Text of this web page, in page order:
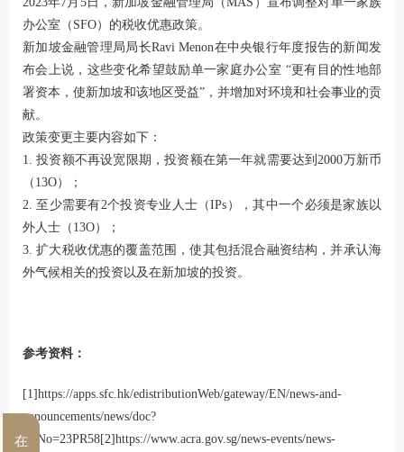
办公室（SFO）的税收优惠政策。
新加坡金融管理局局长Ravi Menon在中央银行年度报告的新闻发
布会上说，这些变化希望鼓励单一家庭办公室 “更有目的性地部
署资本，使新加坡和该地区受益”，并增加对环境和社会事业的贡
献。
政策变更主要内容如下：
1. 投资额不再设宽限期，投资额在第一年就需要达到2000万新币
（13O）；
2. 至少需要有2个投资专业人士（IPs），其中一个必须是家族以
外人士（13O）；
3. 扩大税收优惠的覆盖范围，使其包括混合融资结构，并承认海
外气候相关的投资以及在新加坡的投资。
参考资料：
[1]https://apps.sfc.hk/edistributionWeb/gateway/EN/news-and-
announcements/news/doc?
refNo=23PR58[2]https://www.acra.gov.sg/news-events/news-
在